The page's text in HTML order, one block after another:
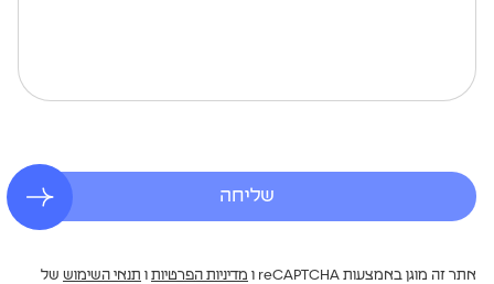
שליחה
אתר זה מוגן באמצעות reCAPTCHA ו מדיניות הפרטיות ו תנאי השימוש של